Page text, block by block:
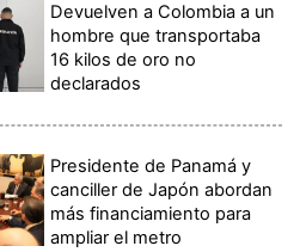
Devuelven a Colombia a un
hombre que transportaba
16 kilos de oro no
declarados
Presidente de Panamá y
canciller de Japón abordan
más financiamiento para
ampliar el metro